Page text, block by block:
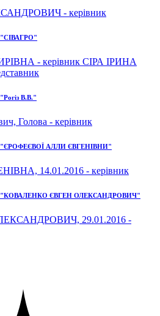
- керівник
- керівник СІРА ІРИНА
В.В."
Голова - керівник
АЛЛИ ЄВГЕНІВНИ"
14.01.2016 - керівник
ЄВГЕН ОЛЕКСАНДРОВИЧ"
29.01.2016 -